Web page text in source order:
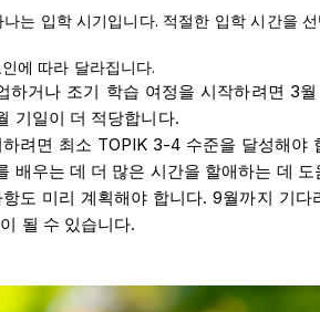
는 입학 시기입니다. 적절한 입학 시간을
에 따라 달라집니다.
하거나 조기 학습 여정을 시작하려면 3
기일이 더 적당합니다.
려면 최소 TOPIK 3-4 수준을 달성해야
배우는 데 더 많은 시간을 할애하는 데 도
도 미리 계획해야 합니다. 9월까지 기다
될 수 있습니다.